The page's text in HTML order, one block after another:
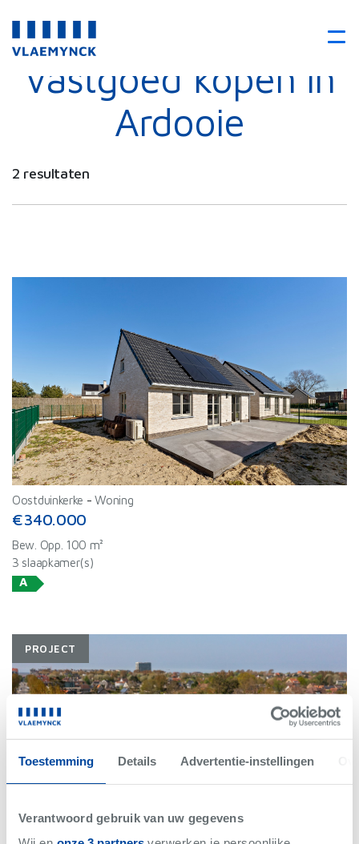
Toestemming Details Advertentie-instellingen
Verantwoord gebruik van uw gegevens
Vastgoed kopen in
Ardooie
2 resultaten
Oostduinkerke -Woning
€340.000
Bew. Opp. 100 m²
3 slaapkamer(s)
A
PROJECT